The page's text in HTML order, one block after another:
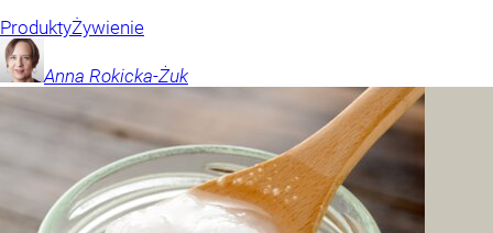
ProduktyŻywienie
Anna Rokicka-Żuk